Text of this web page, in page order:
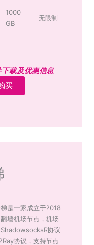
1000
GB
无限制
下载及优惠信息
买
是一家成立于2018
墙机场节点，机场
协议
协议，支持节点